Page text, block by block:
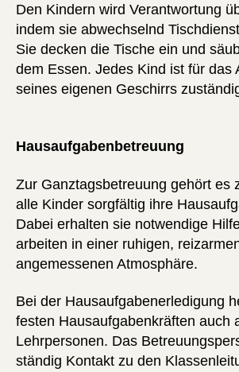
Den Kindern wird Verantwortung
indem sie abwechselnd
Sie decken die Tische ein und
dem Essen. Jedes Kind ist für das
seines eigenen Geschirrs
Hausaufgabenbetreuung
Zur Ganztagsbetreuung gehört es
alle Kinder sorgfältig ihre
Dabei erhalten sie notwendige
arbeiten in einer ruhigen,
angemessenen Atmosphäre.
Bei der Hausaufgabenerledigung
festen Hausaufgabenkräften auch
Lehrpersonen. Das
ständig Kontakt zu den